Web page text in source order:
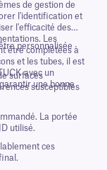
de gestion de
l'identification et
l'efficacité des
Les
être complétées à
et les tubes, il est
avec un
une bonne
personnalisée
surfaces
susceptibles
La portée
utilisé.
ces